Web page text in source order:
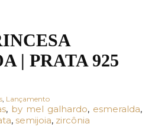
| PRATA 925
, Lançamento
, by mel galhardo, esmeralda,
, semijoia, zircônia